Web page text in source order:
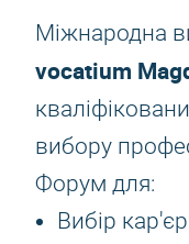
Міжнародна
vocatium
вибору
Форум для:
Вибір